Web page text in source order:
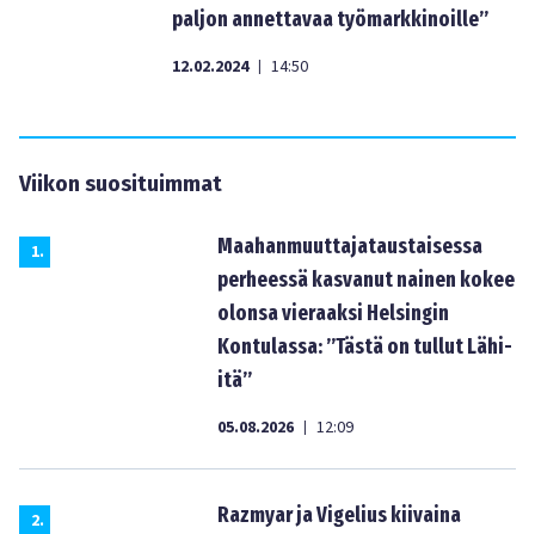
paljon annettavaa työmarkkinoille”
12.02.2024 | 14:50
Viikon suosituimmat
1.
Maahanmuuttajataustaisessa
perheessä kasvanut nainen kokee
olonsa vieraaksi Helsingin
Kontulassa: ”Tästä on tullut Lähi-
itä”
05.08.2026 | 12:09
2.
Razmyar ja Vigelius kiivaina